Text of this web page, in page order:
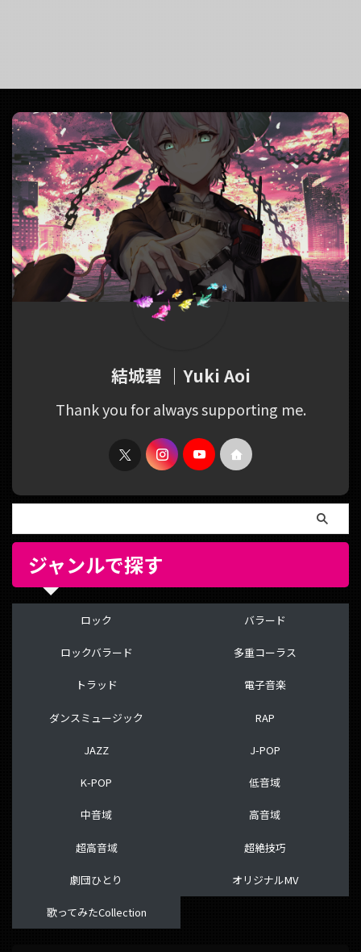
結城碧 ｜Yuki Aoi
Thank you for always supporting me.
ジャンルで探す
ロック
ロックバラード
トラッド
ダンスミュージック
JAZZ
K-POP
中音域
超高音域
劇団ひとり
歌ってみたCollection
バラード
多重コーラス
電子音楽
RAP
J-POP
低音域
高音域
超絶技巧
オリジナルMV